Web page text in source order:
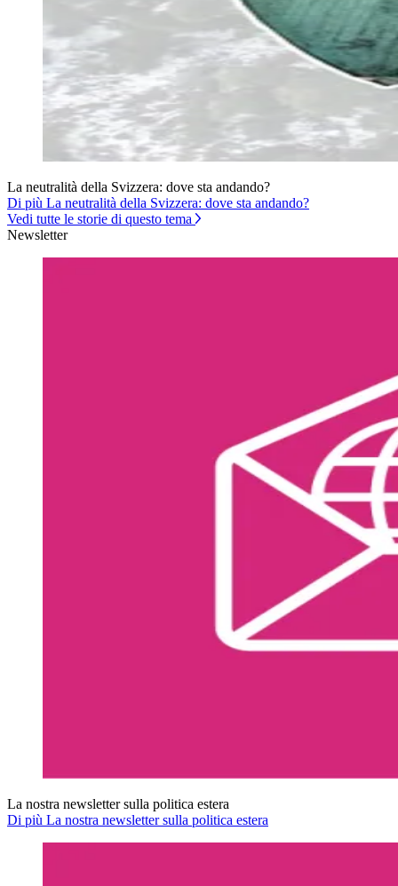
La neutralità della Svizzera: dove sta andando?
Di più La neutralità della Svizzera: dove sta andando?
Vedi tutte le storie di questo tema
Newsletter
La nostra newsletter sulla politica estera
Di più La nostra newsletter sulla politica estera